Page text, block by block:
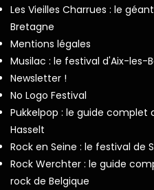
Les Vieilles Charrues : le
Bretagne
Mentions légales
Musilac : le festival d'Aix-les-
Newsletter !
No Logo Festival
Pukkelpop : le guide
Hasselt
Rock en Seine : le festival de
Rock Werchter : le guide
rock de Belgique